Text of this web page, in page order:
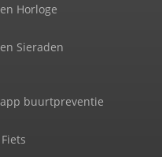
Horloge
Sieraden
buurtpreventie